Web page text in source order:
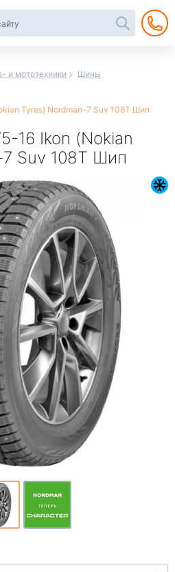
и мототехники
Шины
Tyrеs) Nordman-7 Suv 108T Шип
16 Ikon (Nokian
Suv 108T Шип